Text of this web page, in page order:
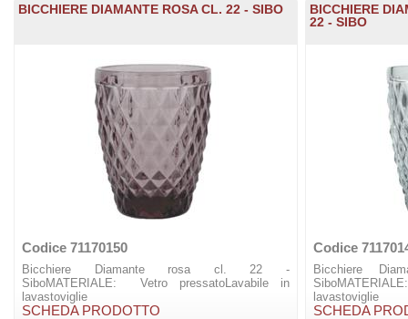
BICCHIERE DIAMANTE ROSA CL. 22 - SIBO
Codice 71170150
Bicchiere Diamante rosa cl. 22 -
SiboMATERIALE: Vetro pressatoLavabile in
lavastoviglie
SCHEDA PRODOTTO
BICCHIERE
22 - SIBO
Codice
Bicchiere
lavastoviglie
SCHEDA